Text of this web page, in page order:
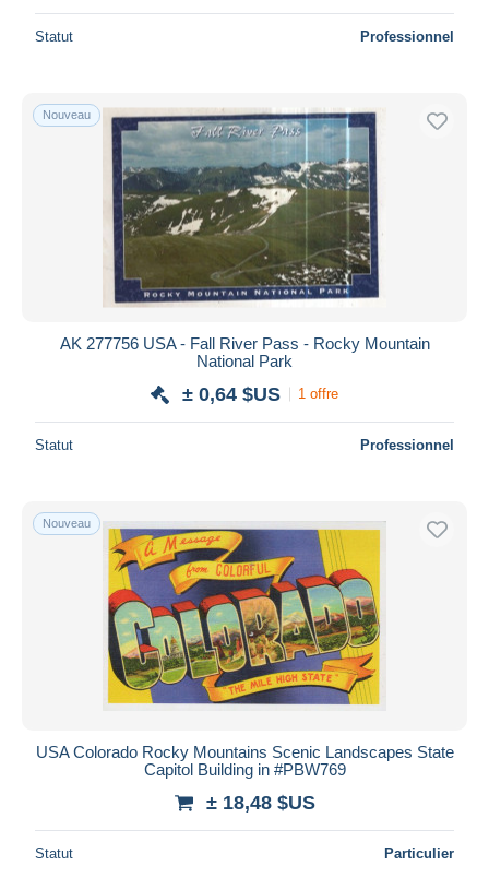
Statut Professionnel
Nouveau
AK 277756 USA - Fall River Pass - Rocky Mountain
National Park
± 0,64 $US 1 offre
Statut Professionnel
Nouveau
USA Colorado Rocky Mountains Scenic Landscapes State
Capitol Building in #PBW769
± 18,48 $US
Statut Particulier